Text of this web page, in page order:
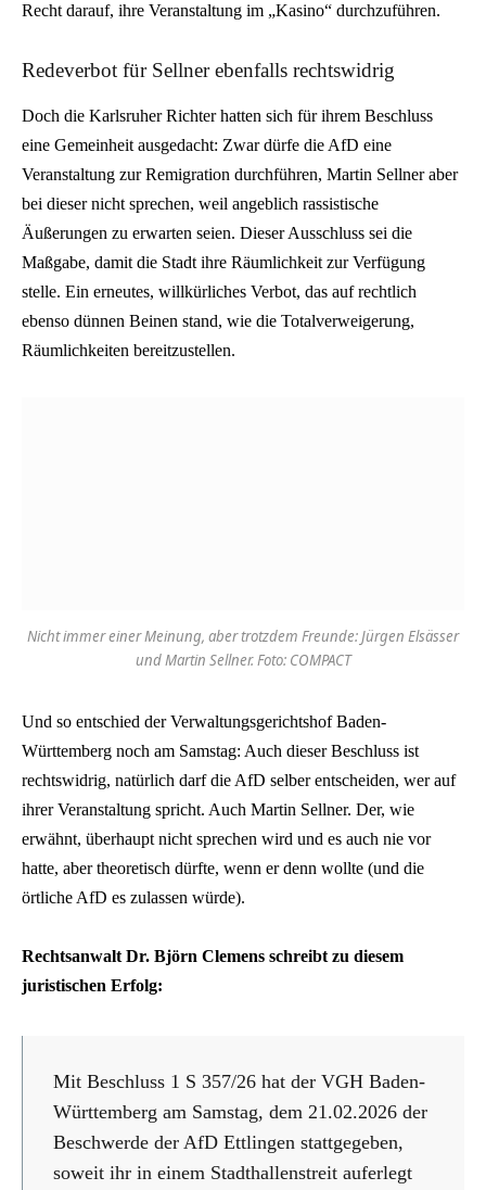
Recht darauf, ihre Veranstaltung im „Kasino“ durchzuführen.
Redeverbot für Sellner ebenfalls rechtswidrig
Doch die Karlsruher Richter hatten sich für ihrem Beschluss
eine Gemeinheit ausgedacht: Zwar dürfe die AfD eine
Veranstaltung zur Remigration durchführen, Martin Sellner aber
bei dieser nicht sprechen, weil angeblich rassistische
Äußerungen zu erwarten seien. Dieser Ausschluss sei die
Maßgabe, damit die Stadt ihre Räumlichkeit zur Verfügung
stelle. Ein erneutes, willkürliches Verbot, das auf rechtlich
ebenso dünnen Beinen stand, wie die Totalverweigerung,
Räumlichkeiten bereitzustellen.
Nicht immer einer Meinung, aber trotzdem Freunde: Jürgen Elsässer
und Martin Sellner. Foto: COMPACT
Und so entschied der Verwaltungsgerichtshof Baden-
Württemberg noch am Samstag: Auch dieser Beschluss ist
rechtswidrig, natürlich darf die AfD selber entscheiden, wer auf
ihrer Veranstaltung spricht. Auch Martin Sellner. Der, wie
erwähnt, überhaupt nicht sprechen wird und es auch nie vor
hatte, aber theoretisch dürfte, wenn er denn wollte (und die
örtliche AfD es zulassen würde).
Rechtsanwalt Dr. Björn Clemens schreibt zu diesem
juristischen Erfolg:
Mit Beschluss 1 S 357/26 hat der VGH Baden-
Württemberg am Samstag, dem 21.02.2026 der
Beschwerde der AfD Ettlingen stattgegeben,
soweit ihr in einem Stadthallenstreit auferlegt